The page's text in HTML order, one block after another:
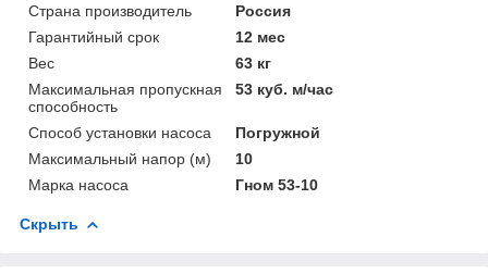
Страна производитель
Россия
Гарантийный срок
12 мес
Вес
63 кг
Максимальная пропускная
способность
53 куб. м/час
Способ установки насоса
Погружной
Максимальный напор (м)
10
Марка насоса
Гном 53-10
Скрыть